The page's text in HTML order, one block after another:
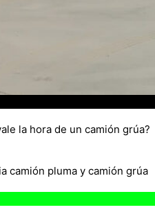
la hora de un camión grúa?
camión pluma y camión grúa